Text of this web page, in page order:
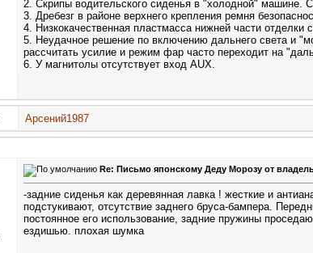
2. Скрипы водительского сиденья в "холодной" машине.
3. Дребезг в районе верхнего крепления ремня
4. Низкокачественная пластмасса нижней части
5. Неудачное решение по включению дальнего света и
рассчитать усилие и режим фар часто переходит на
6. У магнитолы отсутствует вход AUX.
Арсений1987
Re: Письмо японскому Деду Морозу от
-задние сиденья как деревянная лавка ! жесткие и
подстукивают, отсутствие заднего бруса-бампера.
постоянное его использование, задние пружины
ездишью. плохая шумка